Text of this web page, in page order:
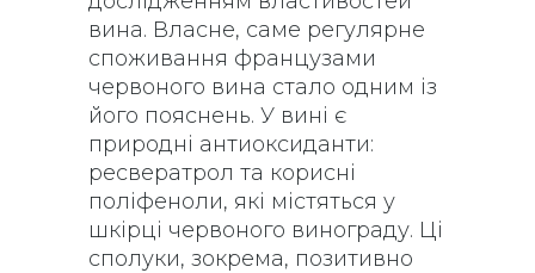
вина. Власне, саме регулярне
споживання французами
червоного вина стало одним із
його пояснень. У вині є
природні антиоксиданти:
ресвератрол та корисні
поліфеноли, які містяться у
шкірці червоного винограду. Ці
сполуки, зокрема, позитивно